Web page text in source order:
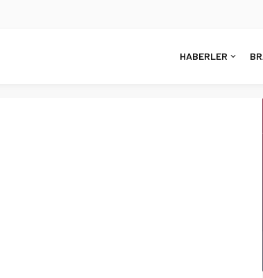
HABERLER